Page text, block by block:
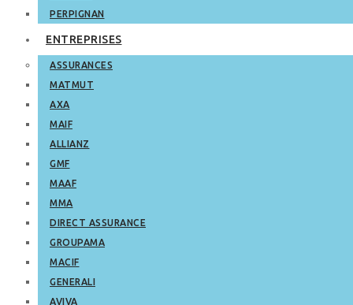
PERPIGNAN
ENTREPRISES
ASSURANCES
MATMUT
AXA
MAIF
ALLIANZ
GMF
MAAF
MMA
DIRECT ASSURANCE
GROUPAMA
MACIF
GENERALI
AVIVA